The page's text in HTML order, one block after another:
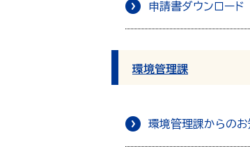
申請書ダウンロード
環境管理課
環境管理課からのお